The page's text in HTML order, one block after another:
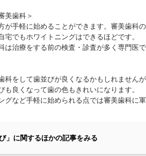
美歯科＞
が手軽に始めることができます。審美歯科
宅でもホワイトニングはできるほどです。
は治療をする前の検査・診査が多く専門医
科をして歯並びが良くなるかもしれません
も良くなって歯の色もきれいになります。
グなど手軽に始められる点では審美歯科に軍
」に関するほかの記事をみる